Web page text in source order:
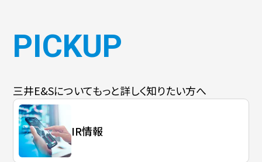
PICKUP
三井E&Sについてもっと詳しく知りたい方へ
IR情報